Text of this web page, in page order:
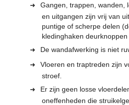
Gangen, trappen, wanden,
en uitgangen zijn vrij van
puntige of scherpe delen
kledinghaken deurknoppen
De wandafwerking is niet
Vloeren en traptreden zijn
stroef.
Er zijn geen losse
oneffenheden die